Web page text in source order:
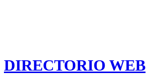
DIRECTORIO WEB